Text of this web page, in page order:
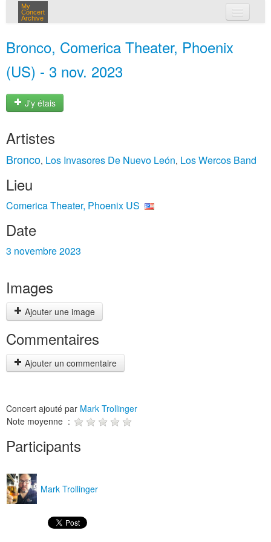
My
Concert
Archive
Bronco, Comerica Theater, Phoenix
(US) - 3 nov. 2023
J'y étais
Artistes
Bronco, Los Invasores De Nuevo León, Los Wercos Band
Lieu
Comerica Theater, Phoenix US
Date
3 novembre 2023
Images
Ajouter une image
Commentaires
Ajouter un commentaire
Concert ajouté par Mark Trollinger
Note moyenne :
Participants
Mark Trollinger